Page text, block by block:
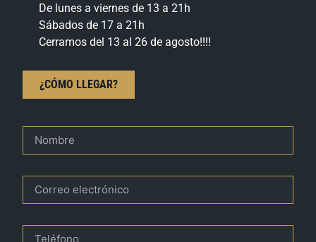
De lunes a viernes de 13 a 21h
Sábados de 17 a 21h
Cerramos del 13 al 26 de agosto!!!!
¿CÓMO LLEGAR?